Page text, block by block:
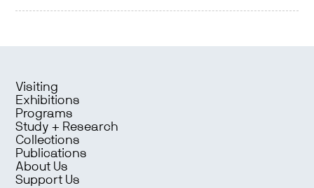
Visiting
Exhibitions
Programs
Study + Research
Collections
Publications
About Us
Support Us